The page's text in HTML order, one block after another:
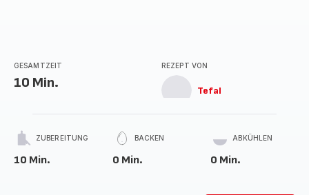
GESAMTZEIT
10 Min.
REZEPT VON
Tefal
ZUBEREITUNG
10 Min.
BACKEN
0 Min.
ABKÜHLEN
0 Min.